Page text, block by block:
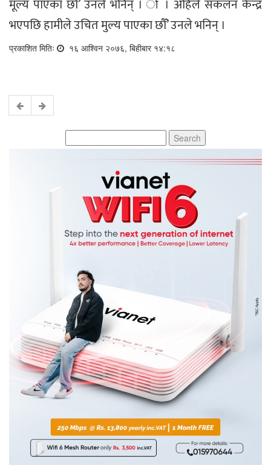
मूल्य पाएका छौँ’ उनले भनिन् । ो । अहिले संकलन केन्द्र
भएपछि हामीले उचित मुल्य पाएका छौँ’ उनले भनिन् ।
प्रकाशित मितिः १६ आश्विन २०७६, बिहीबार १४:१८
for: